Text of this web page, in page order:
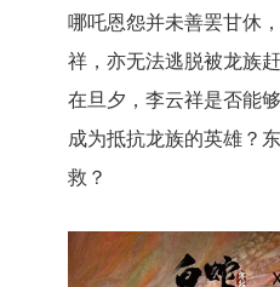
哪吒恩怨并未善罢甘休
祥，亦无法逃脱被龙族
在旦夕，李云祥是否能
成为抵抗龙族的英雄？
救？